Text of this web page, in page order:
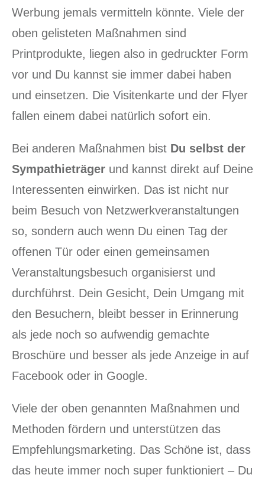
Werbung jemals vermitteln könnte. Viele der
oben gelisteten Maßnahmen sind
Printprodukte, liegen also in gedruckter Form
vor und Du kannst sie immer dabei haben
und einsetzen. Die Visitenkarte und der Flyer
fallen einem dabei natürlich sofort ein.
Bei anderen Maßnahmen bist Du selbst der
Sympathieträger und kannst direkt auf Deine
Interessenten einwirken. Das ist nicht nur
beim Besuch von Netzwerkveranstaltungen
so, sondern auch wenn Du einen Tag der
offenen Tür oder einen gemeinsamen
Veranstaltungsbesuch organisierst und
durchführst. Dein Gesicht, Dein Umgang mit
den Besuchern, bleibt besser in Erinnerung
als jede noch so aufwendig gemachte
Broschüre und besser als jede Anzeige in auf
Facebook oder in Google.
Viele der oben genannten Maßnahmen und
Methoden fördern und unterstützen das
Empfehlungsmarketing. Das Schöne ist, dass
das heute immer noch super funktioniert – Du